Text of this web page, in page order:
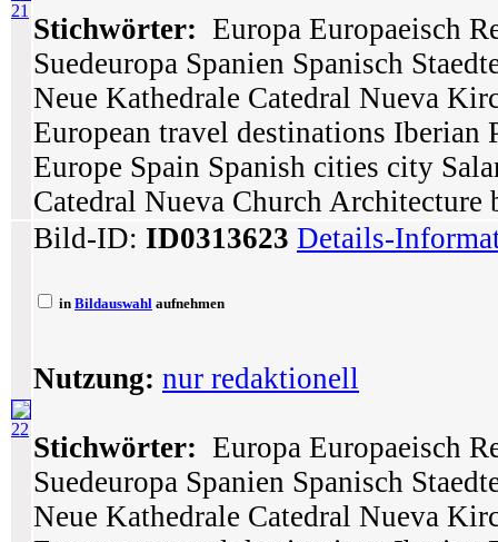
21
Stichwörter: Europa Europaeisch
Suedeuropa Spanien Spanisch
Neue Kathedrale Catedral Nueva
European travel destinations Iberian
Europe Spain Spanish cities city
Catedral Nueva Church Architecture
22
Bild-ID: ID0313623 Details-
in Bildauswahl aufnehmen
Nutzung: nur redaktionell
Stichwörter: Europa Europaeisch
Suedeuropa Spanien Spanisch
Neue Kathedrale Catedral Nueva